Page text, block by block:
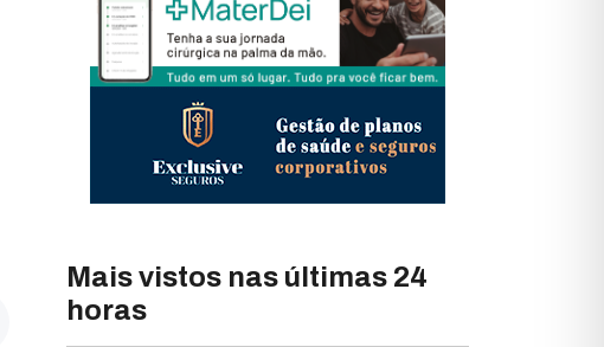
Mais vistos nas últimas 24
horas